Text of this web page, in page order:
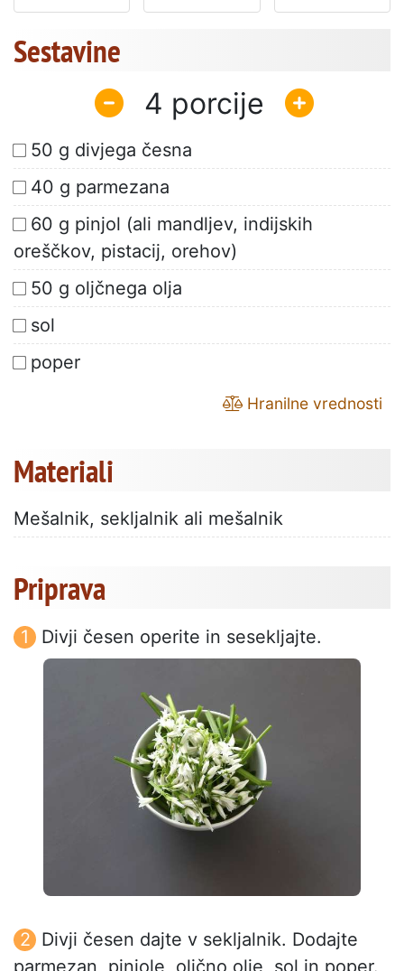
Sestavine
4
50 g divjega česna
40 g parmezana
60 g pinjol (ali mandljev, indijskih
oreščkov, pistacij, orehov)
50 g oljčnega olja
sol
poper
Hranilne vrednosti
Materiali
Mešalnik, sekljalnik ali mešalnik
Priprava
Divji česen operite in sesekljajte.
Divji česen dajte v sekljalnik. Dodajte